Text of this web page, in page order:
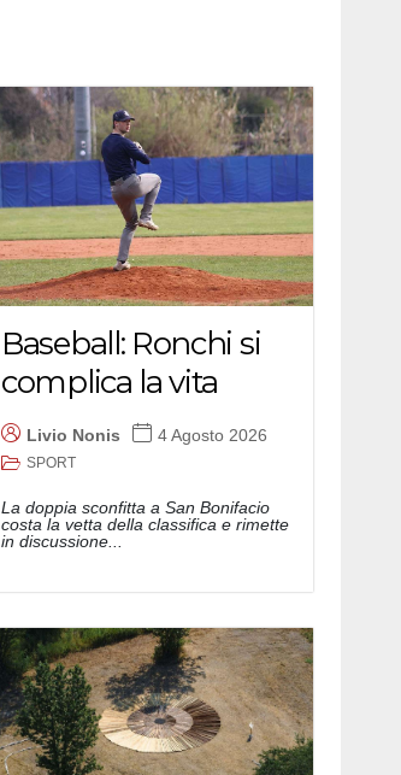
Baseball: Ronchi si
complica la vita
Livio Nonis 4 Agosto 2026
SPORT
La doppia sconfitta a San Bonifacio
costa la vetta della classifica e rimette
in discussione...